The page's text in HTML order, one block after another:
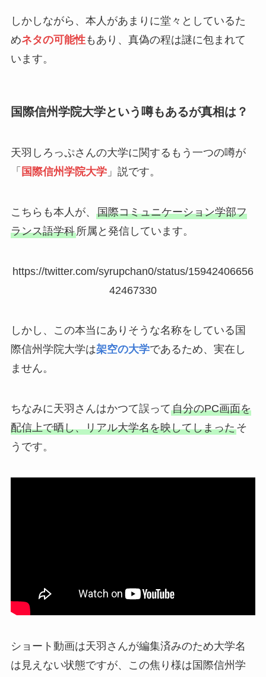
しかしながら、本人があまりに堂々としているた
めネタの可能性もあり、真偽の程は謎に包まれて
います。
国際信州学院大学という噂もあるが真相は？
天羽しろっぷさんの大学に関するもう一つの噂が
「 国際信州学院大学」説です。
こちらも本人が、 国際コミュニケーション学部フ
ランス語学科所属と発信しています。
https://twitter.com/syrupchan0/status/15942406656
42467330
しかし、この本当にありそうな名称をしている国
際信州学院大学は架空の大学であるため、実在し
ません。
ちなみに天羽さんはかつて誤って自分のPC画面を
配信上で晒し、リアル大学名を映してしまったそ
うです。
ショート動画は天羽さんが編集済みのため大学名
は見えない状態ですが、この焦り様は国際信州学